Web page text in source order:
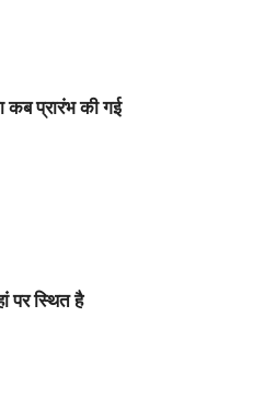
कब प्रारंभ की गई
पर स्थित है